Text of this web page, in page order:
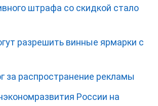
штрафа со скидкой стало
разрешить винные ярмарки с
за распространение рекламы
России на